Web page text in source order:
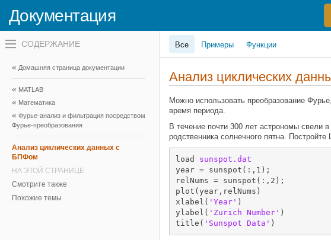
Документация
Переключатель
навигационного
вне
холста
навигационного
меню
холста
Домашняя страница документации
MATLAB
Математика
Фурье-анализ и фильтрация посредством
Фурье-преобразования
Анализ циклических данных с
БПФом
НА ЭТОЙ СТРАНИЦЕ
Смотрите также
Похожие темы
Все Примеры Функции
Анализ циклических
Можно использовать преобразование
время периода.
В течение почти 300 лет астрономы свели
родственника солнечного пятна.
load sunspot.dat
year = sunspot(:,1);
relNums = sunspot(:,2);
plot(year,relNums)
xlabel( 'Year' )
ylabel( 'Zurich Number' )
title( 'Sunspot Data' )